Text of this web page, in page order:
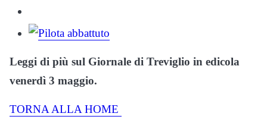
Leggi di più sul Giornale di Treviglio in edicola
venerdì 3 maggio.
TORNA ALLA HOME